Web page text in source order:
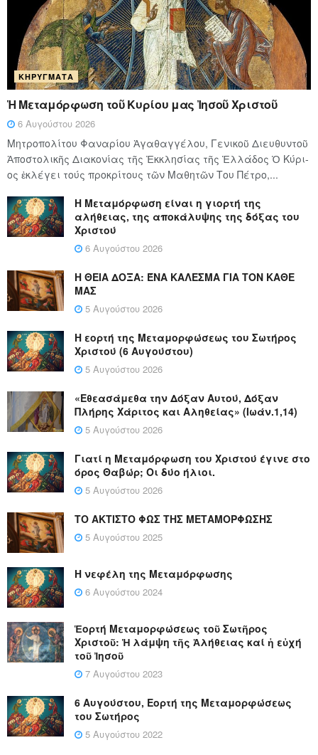
ΚΗΡΎΓΜΑΤΑ
Ἡ Μεταμόρφωση τοῦ Κυρίου μας Ἰησοῦ Χριστοῦ
6 Αυγούστου 2026
Μητροπολίτου Φαναρίου Ἀγαθαγγέλου, Γενικοῦ Διευθυντοῦ
Ἀποστολικῆς Διακονίας τῆς Ἐκκλησίας τῆς Ἑλλάδος Ὁ Κύ­ρι­
ος ἐκλέγει τούς προ­κρί­τους τῶν Μα­θη­τῶν Του Πέ­τρο,...
Η Μεταμόρφωση είναι η γιορτή της
αλήθειας, της αποκάλυψης της δόξας του
Χριστού
6 Αυγούστου 2026
Η ΘΕΙΑ ΔΟΞΑ: ΈΝΑ ΚΑΛΕΣΜΑ ΓΙΑ ΤΟΝ ΚΑΘΕ
ΜΑΣ
5 Αυγούστου 2026
Η εορτή της Μεταμορφώσεως του Σωτήρος
Χριστού (6 Αυγούστου)
5 Αυγούστου 2026
«Εθεασάμεθα την Δόξαν Αυτού, Δόξαν
Πλήρης Χάριτος και Αληθείας» (Ιωάν.1,14)
5 Αυγούστου 2026
Γιατί η Μεταμόρφωση του Χριστού έγινε στο
όρος Θαβώρ; Οι δύο ήλιοι.
5 Αυγούστου 2026
ΤΟ ΑΚΤΙΣΤΟ ΦΩΣ ΤΗΣ ΜΕΤΑΜΟΡΦΩΣΗΣ
5 Αυγούστου 2025
Η νεφέλη της Μεταμόρφωσης
6 Αυγούστου 2024
Ἑορτή Μεταμορφώσεως τοῦ Σωτῆρος
Χριστοῦ: Ἡ λάμψη τῆς Ἀλήθειας καί ἡ εὐχή
τοῦ Ἰησοῦ
7 Αυγούστου 2023
6 Αυγούστου, Εορτή της Μεταμορφώσεως
του Σωτήρος
5 Αυγούστου 2022